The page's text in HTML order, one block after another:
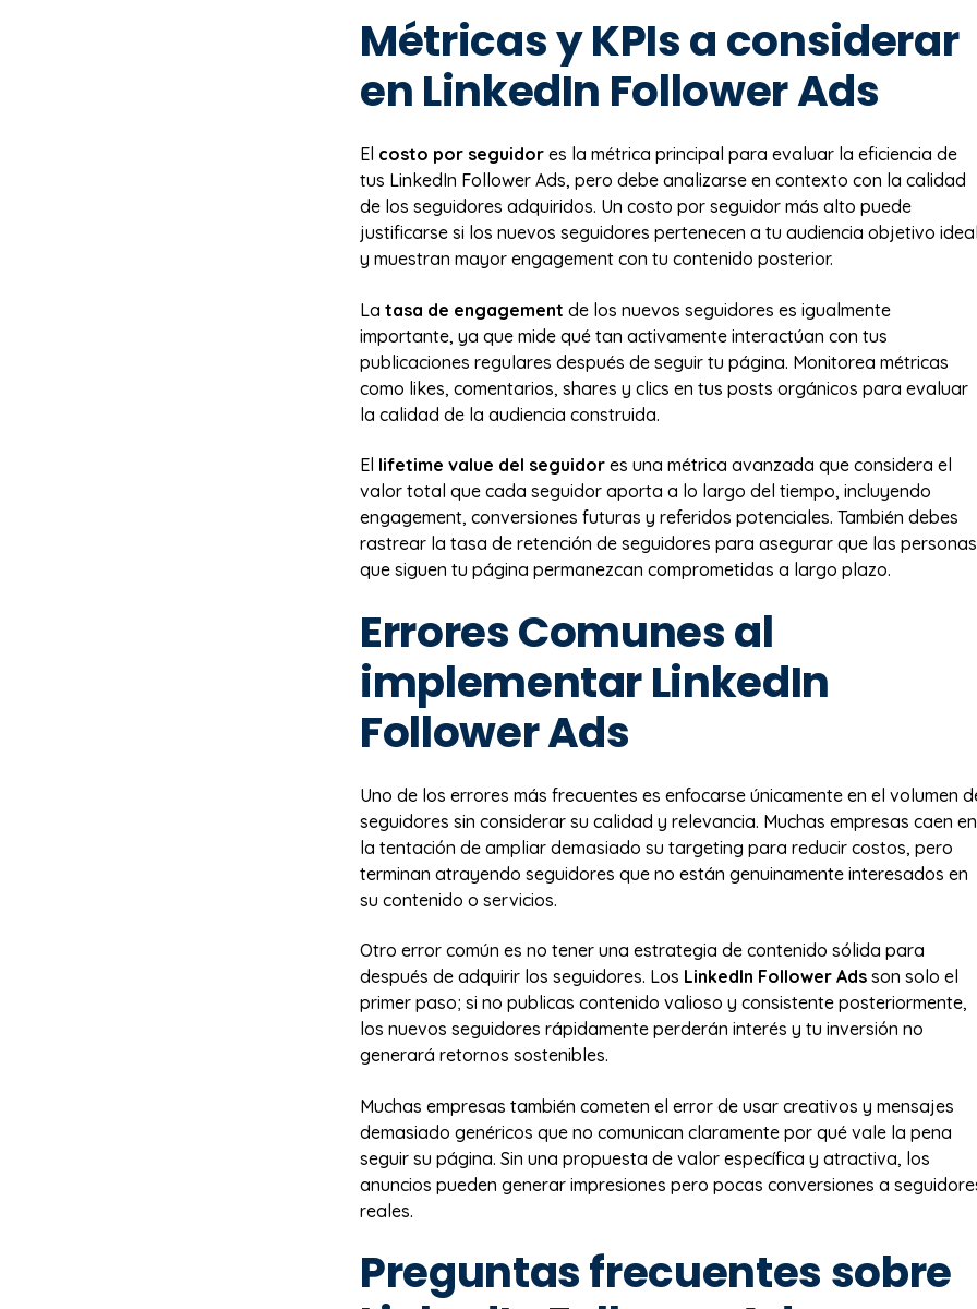
Métricas y KPIs a considerar
en LinkedIn Follower Ads
El costo por seguidor es la métrica principal para evaluar la eficiencia de
tus LinkedIn Follower Ads, pero debe analizarse en contexto con la calidad
de los seguidores adquiridos. Un costo por seguidor más alto puede
justificarse si los nuevos seguidores pertenecen a tu audiencia objetivo
y muestran mayor engagement con tu contenido posterior.
La tasa de engagement de los nuevos seguidores es igualmente
importante, ya que mide qué tan activamente interactúan con tus
publicaciones regulares después de seguir tu página. Monitorea métricas
como likes, comentarios, shares y clics en tus posts orgánicos para evaluar
la calidad de la audiencia construida.
El lifetime value del seguidor es una métrica avanzada que considera el
valor total que cada seguidor aporta a lo largo del tiempo, incluyendo
engagement, conversiones futuras y referidos potenciales. También debes
rastrear la tasa de retención de seguidores para asegurar que las personas
que siguen tu página permanezcan comprometidas a largo plazo.
Errores Comunes al
implementar LinkedIn
Follower Ads
Uno de los errores más frecuentes es enfocarse únicamente en el volumen
seguidores sin considerar su calidad y relevancia. Muchas empresas caen en
la tentación de ampliar demasiado su targeting para reducir costos, pero
terminan atrayendo seguidores que no están genuinamente interesados en
su contenido o servicios.
Otro error común es no tener una estrategia de contenido sólida para
después de adquirir los seguidores. Los LinkedIn Follower Ads son solo el
primer paso; si no publicas contenido valioso y consistente posteriormente,
los nuevos seguidores rápidamente perderán interés y tu inversión no
generará retornos sostenibles.
Muchas empresas también cometen el error de usar creativos y mensajes
demasiado genéricos que no comunican claramente por qué vale la pena
seguir su página. Sin una propuesta de valor específica y atractiva, los
anuncios pueden generar impresiones pero pocas conversiones a
reales.
Preguntas frecuentes sobre